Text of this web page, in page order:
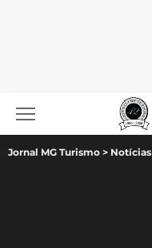
Jornal MG Turismo > Notícias